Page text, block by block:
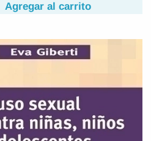
Agregar al carrito